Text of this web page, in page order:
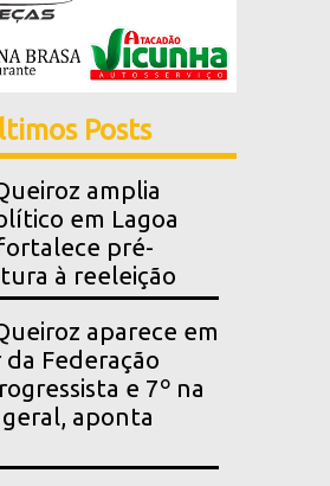
Posts
amplia
em Lagoa
pré-
à reeleição
aparece em
da Federação
e 7º na
aponta